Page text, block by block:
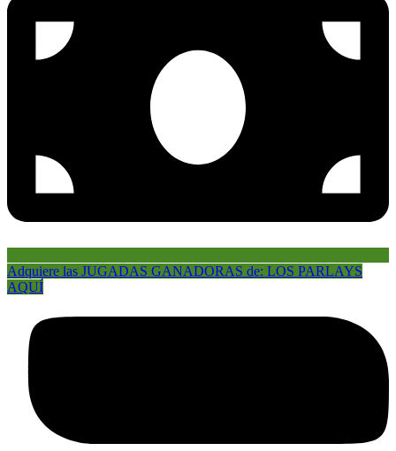
Adquiere las JUGADAS GANADORAS de: LOS PARLAYS
AQUÍ